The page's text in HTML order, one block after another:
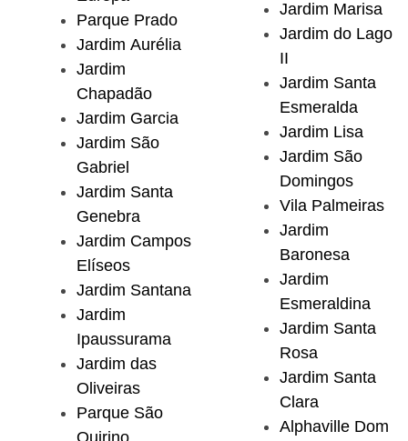
Parque Prado
Jardim Aurélia
Jardim
Chapadão
Jardim Garcia
Jardim São
Gabriel
Jardim Santa
Genebra
Jardim Campos
Elíseos
Jardim Santana
Jardim
Ipaussurama
Jardim das
Oliveiras
Parque São
Quirino
Jardim Marisa
Jardim do Lago
II
Jardim Santa
Esmeralda
Jardim Lisa
Jardim São
Domingos
Vila Palmeiras
Jardim
Baronesa
Jardim
Esmeraldina
Jardim Santa
Rosa
Jardim Santa
Clara
Alphaville Dom